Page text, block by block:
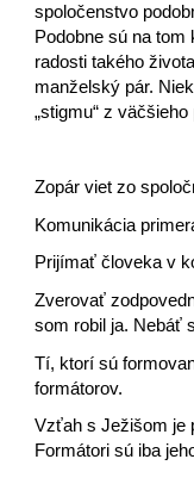
spoločenstvo
Podobne sú na
radosti takého
manželský pár.
„stigmu“ z väčšieho
Zopár viet zo
Komunikácia
Prijímať človeka v
Zverovať
som robil ja. Nebáť
Tí, ktorí sú
formátorov.
Vzťah s Ježišom je
Formátori sú iba